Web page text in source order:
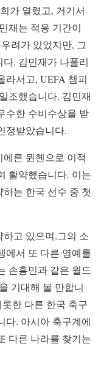
가 열렸고, 거기서
재는 적응 기간이
려가 있었지만, 그
. 김민재가 나폴리
라서고, UEFA 챔피
조했습니다. 김민재
수한 수비수상을 받
정받았습니다.
른 뮌헨으로 이적
활약했습니다. 이는
는 한국 선수 중 첫
고 있으며,그의 소
에서 또 다른 영예를
손흥민과 같은 월드
기대해 볼 만합니
한 다른 한국 축구
다. 아시아 축구계에
다른 나라를 찾기는